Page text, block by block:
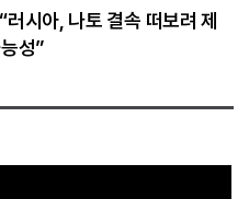
러시아, 나토 결속 떠보려 제
성”